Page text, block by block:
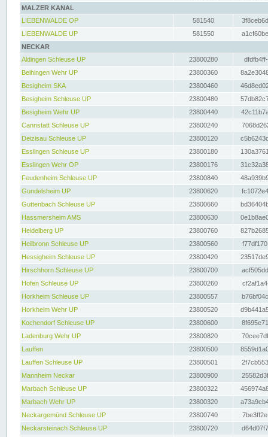
MALZER KANAL
LIEBENWALDE OP
581540
LIEBENWALDE UP
581550
NECKAR
Aldingen Schleuse UP
23800280
Beihingen Wehr UP
23800360
Besigheim SKA
23800460
Besigheim Schleuse UP
23800480
Besigheim Wehr UP
23800440
Cannstatt Schleuse UP
23800240
Deizisau Schleuse UP
23800120
Esslingen Schleuse UP
23800180
Esslingen Wehr OP
23800176
Feudenheim Schleuse UP
23800840
Gundelsheim UP
23800620
Guttenbach Schleuse UP
23800660
Hassmersheim AMS
23800630
Heidelberg UP
23800760
Heilbronn Schleuse UP
23800560
Hessigheim Schleuse UP
23800420
Hirschhorn Schleuse UP
23800700
Hofen Schleuse UP
23800260
Horkheim Schleuse UP
23800557
Horkheim Wehr UP
23800520
Kochendorf Schleuse UP
23800600
Ladenburg Wehr UP
23800820
Lauffen
23800500
Lauffen Schleuse UP
23800501
Mannheim Neckar
23800900
Marbach Schleuse UP
23800322
Marbach Wehr UP
23800320
Neckargemünd Schleuse UP
23800740
Neckarsteinach Schleuse UP
23800720